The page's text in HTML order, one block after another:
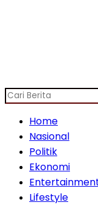
Home
Nasional
Politik
Ekonomi
Lifestyle